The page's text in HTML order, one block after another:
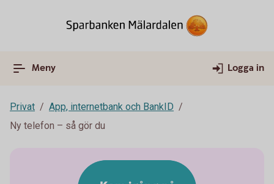
Meny Logga in
Privat
App, internetbank och BankID
Ny telefon – så gör du